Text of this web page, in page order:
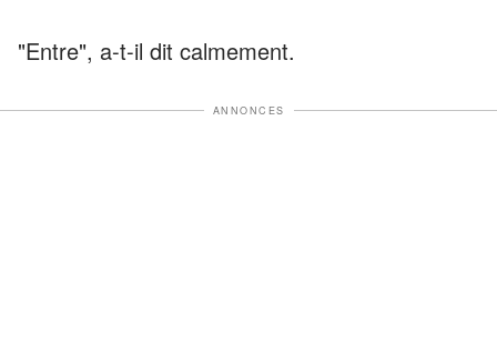
"Entre", a-t-il dit calmement.
ANNONCES